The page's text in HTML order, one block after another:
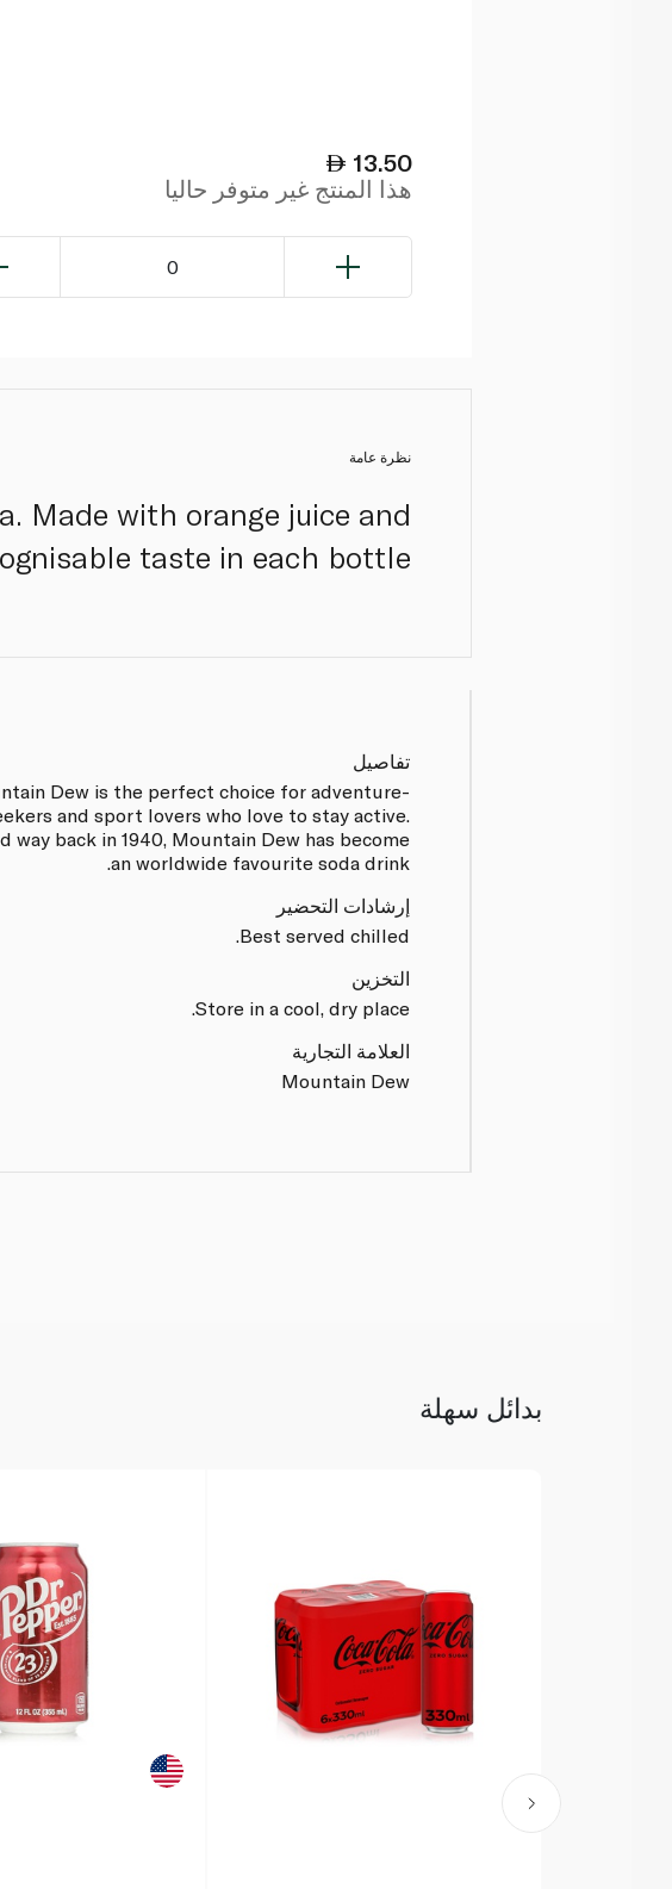
13.50
هذا المنتج غير متوفر حاليا
0
نظرة عامة
Made with orange juice and
taste in each bottle.
تفاصيل
Dew is the perfect choice for adventure-
and sport lovers who love to stay active.
way back in 1940, Mountain Dew has become
an worldwide favourite soda drink.
إرشادات التحضير
Best served chilled.
التخزين
Store in a cool, dry place.
العلامة التجارية
Mountain Dew
بدائل سهلة